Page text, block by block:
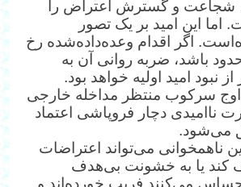
شجاعت و گسترش اعتراض را
این امید بر یک تصور
اگر اقدام وعده‌داده‌شده رخ
باشد، ضربه روانی آن به
نبود امید اولیه خواهد بود.
اوج سرکوب منتظر مداخله خارجی
ناامیدی دچار فروپاشی اعتماد
می‌شود.
ناهمخوانی می‌تواند اعتراضات
کند یا به خشونت بی‌هدف
می‌کنند فریب خورده‌اند و